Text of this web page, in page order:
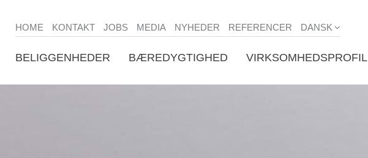
HOME KONTAKT JOBS MEDIA NYHEDER REFERENCER DANSK
BELIGGENHEDER BÆREDYGTIGHED VIRKSOMHEDSPROFIL